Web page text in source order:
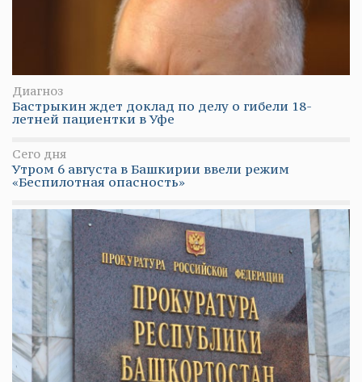
Диагноз
Бастрыкин ждет доклад по делу о гибели 18-
летней пациентки в Уфе
Сего дня
Утром 6 августа в Башкирии ввели режим
«Беспилотная опасность»